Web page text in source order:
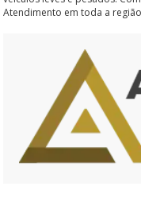
Atendimento em toda a